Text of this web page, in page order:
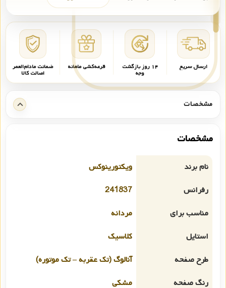
ارسال سریع ۱۴ روز بازگشت
وجه
قرعه‌کشی ماهانه ضمانت مادام‌العمر
اصالت کالا
مشخصات
مشخصات
نام برند
ویکتورینوکس
رفرانس
241837
مناسب برای
مردانه
استایل
کلاسیک
طرح صفحه
آنالوگ (تک عقربه – تک موتوره)
رنگ صفحه
مشکی